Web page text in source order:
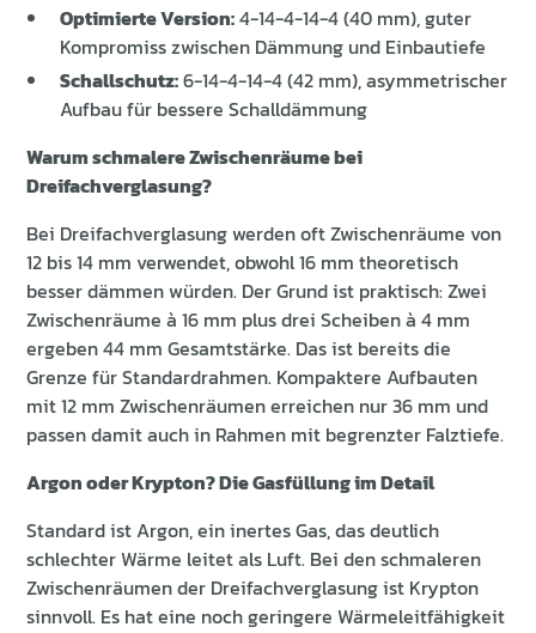
Optimierte Version:4-14-4-14-4 (40 mm), guter
Kompromiss zwischen Dämmung und Einbautiefe
Schallschutz:6-14-4-14-4 (42 mm), asymmetrischer
Aufbau für bessere Schalldämmung
Warum schmalere Zwischenräume bei
Dreifachverglasung?
Bei Dreifachverglasung werden oft Zwischenräume von
12 bis 14 mm verwendet, obwohl 16 mm theoretisch
besser dämmen würden. Der Grund ist praktisch: Zwei
Zwischenräume à 16 mm plus drei Scheiben à 4 mm
ergeben 44 mm Gesamtstärke. Das ist bereits die
Grenze für Standardrahmen. Kompaktere Aufbauten
mit 12 mm Zwischenräumen erreichen nur 36 mm und
passen damit auch in Rahmen mit begrenzter Falztiefe.
Argon oder Krypton? Die Gasfüllung im Detail
Standard ist Argon, ein inertes Gas, das deutlich
schlechter Wärme leitet als Luft. Bei den schmaleren
Zwischenräumen der Dreifachverglasung ist Krypton
sinnvoll. Es hat eine noch geringere Wärmeleitfähigkeit